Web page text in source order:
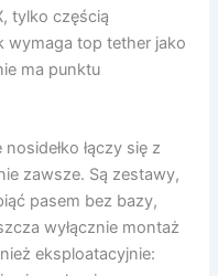
tylko częścią
wymaga top tether jako
ma punktu
łączy się z
zawsze. Są zestawy,
pasem bez bazy,
wyłącznie montaż
eksploatacyjnie: